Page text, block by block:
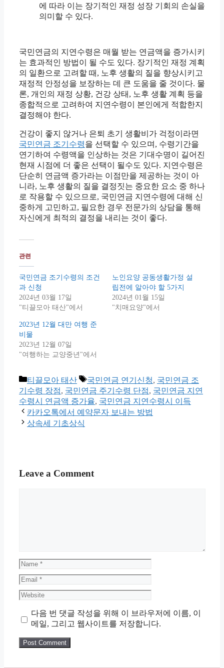
에 따라 이는 장기적인 재정 성장 기회의 손실을
의미할 수 있다.
국민연금의 지연수령은 매월 받는 연금액을 증가시키
는 효과적인 방법이 될 수도 있다. 장기적인 재정 계획
의 일환으로 고려할 때, 노후 생활의 질을 향상시키고
재정적 안정성을 보장하는 데 큰 도움을 줄 것이다. 물
론, 개인의 재정 상황, 건강 상태, 노후 생활 계획 등을
종합적으로 고려하여 지연수령이 본인에게 적합한지
결정해야 한다.
건강이 좋지 않거나 은퇴 초기 생활비가 걱정이라면
국민연금 조기수령을 선택할 수 있으며, 수령기간을
연기하여 수령액을 인상하는 것은 기대수명이 길어진
현재 시점에 더 좋은 선택이 될수도 있다. 지연수령은
단순히 연금액 증가라는 이점만을 제공하는 것이 아
니라, 노후 생활의 질을 결정짓는 중요한 요소 중 하나
로 작용할 수 있으므로, 국민연금 지연수령에 대해 신
중하게 고민하고, 필요한 경우 전문가의 상담을 통해
자신에게 최적의 결정을 내리는 것이 좋다.
관련
국민연금 조기수령의 조건
과 신청
2024년 03월 17일
"티끌모아 태산"에서
노인요양 공동생활가정 설
립전에 알아야 할 5가지
2024년 01월 15일
"치매요양"에서
2023년 12월 대만 여행 준
비물
2023년 12월 07일
"여행하는 교양중년"에서
Categories
티끌모아 태산 Tags
국민연금 연기신청, 국민연금 조
기수령 장점, 국민연금 주기수령 단점, 국민연금 지연
수령시 연금액 증가율, 국민연금 지연수령시 이득
카카오톡에서 예약문자 보내는 방법
상속세 기초상식
Leave a Comment
Name
Email
Website
다음 번 댓글 작성을 위해 이 브라우저에 이름, 이
메일, 그리고 웹사이트를 저장합니다.